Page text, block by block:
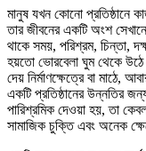
মানুষ যখন কোনো প্রতিষ্ঠানে
তার জীবনের একটি অংশ
থাকে সময়, পরিশ্রম, চিন্তা,
হয়তো ভোরবেলা ঘুম থেকে উঠে
দেয় নির্মাণক্ষেত্রে বা মাঠে,
একটি প্রতিষ্ঠানের উন্নতির
পারিশ্রমিক দেওয়া হয়, তা
সামাজিক চুক্তি এবং অনেক